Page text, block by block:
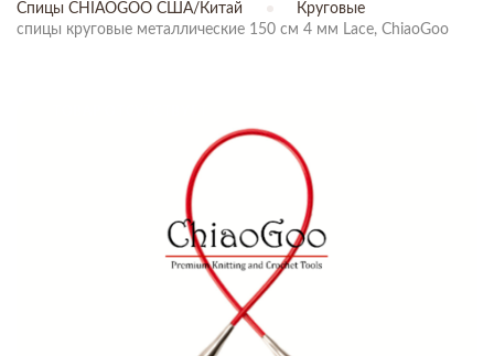
Спицы CHIAOGOO США/Китай
Круговые
спицы круговые металлические 150 см 4 мм Lace, ChiaoGoo